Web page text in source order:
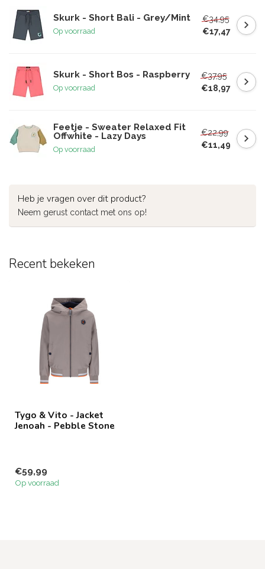
Skurk - Short Bali - Grey/Mint
Op voorraad
€34,95
€17,47
Skurk - Short Bos - Raspberry
Op voorraad
€37,95
€18,97
Feetje - Sweater Relaxed Fit
Offwhite - Lazy Days
Op voorraad
€22,99
€11,49
Heb je vragen over dit product?
Neem gerust contact met ons op!
Recent bekeken
Tygo & Vito - Jacket
Jenoah - Pebble Stone
€59,99
Op voorraad